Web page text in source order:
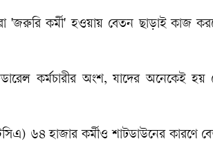
'জরুরি কর্মী' হওয়ায় বেতন ছাড়াই কাজ
কর্মচারীর অংশ, যাদের অনেকেই
৬৪ হাজার কর্মীও শাটডাউনের কারণে